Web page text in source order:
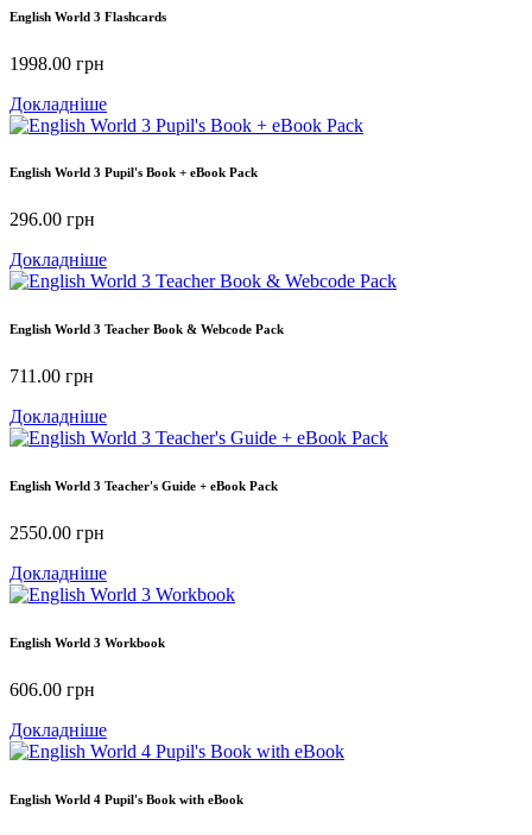
English World 3 Flashcards
1998.00 грн
Докладніше
English World 3 Pupil's Book + eBook Pack
296.00 грн
Докладніше
English World 3 Teacher Book & Webcode Pack
711.00 грн
Докладніше
English World 3 Teacher's Guide + eBook Pack
2550.00 грн
Докладніше
English World 3 Workbook
606.00 грн
Докладніше
English World 4 Pupil's Book with eBook